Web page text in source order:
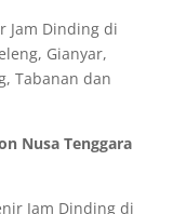
Jam Dinding di
Gianyar,
Tabanan dan
Nusa Tenggara
Jam Dinding di